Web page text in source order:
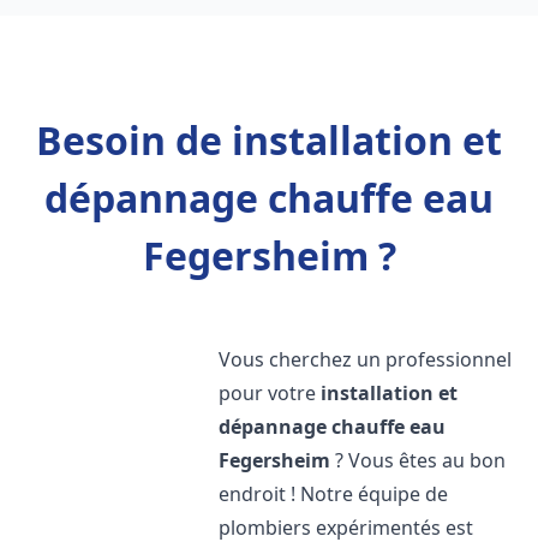
Besoin de installation et
dépannage chauffe eau
Fegersheim ?
Vous cherchez un professionnel
pour votre installation et
dépannage chauffe eau
Fegersheim ? Vous êtes au bon
endroit ! Notre équipe de
plombiers expérimentés est